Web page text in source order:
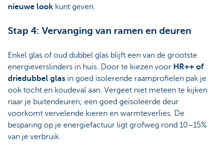
nieuwe look kunt geven.
Stap 4: Vervanging van ramen en deuren
Enkel glas of oud dubbel glas blijft een van de grootste
energieverslinders in huis. Door te kiezen voor HR++ of
driedubbel glas in goed isolerende raamprofielen pak je
ook tocht en koudeval aan. Vergeet niet meteen te kijken
naar je buitendeuren; een goed geïsoleerde deur
voorkomt vervelende kieren en warmteverlies. De
besparing op je energiefactuur ligt grofweg rond 10–15%
van je verbruik.